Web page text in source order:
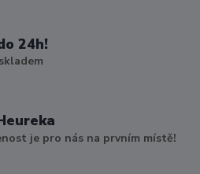
24h!
je pro nás na prvním místě!